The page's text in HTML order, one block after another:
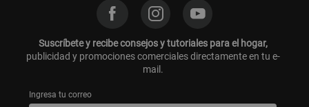
Suscríbete y recibe consejos y tutoriales para el hogar,
publicidad y promociones comerciales directamente en tu e-
mail.
Ingresa tu correo